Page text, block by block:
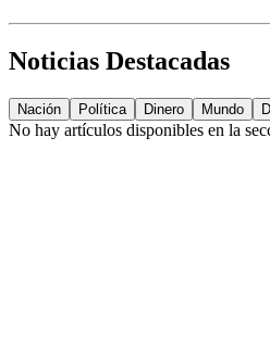
Noticias Destacadas
Nación Política Dinero Mundo
No hay artículos disponibles en la